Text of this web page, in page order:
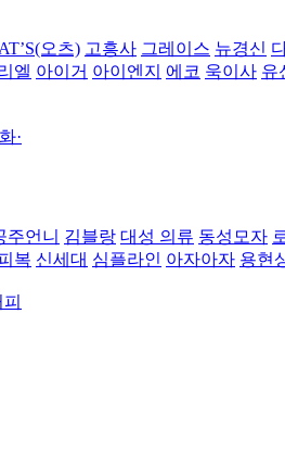
오츠) 고흥사 그레이스 뉴경신
엘 아이거 아이엔지 에코 욱이사 유
·
주언니 김블랑 대성 의류 동성모자
복 신세대 심플라인 아자아자 용현